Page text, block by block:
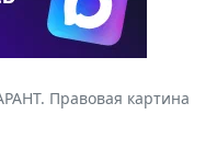
Правовая картина